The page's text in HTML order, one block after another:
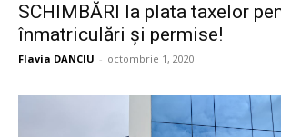
SCHIMBĂRI la plata taxelor
înmatriculări și permise!
Flavia DANCIU - octombrie 1, 2020